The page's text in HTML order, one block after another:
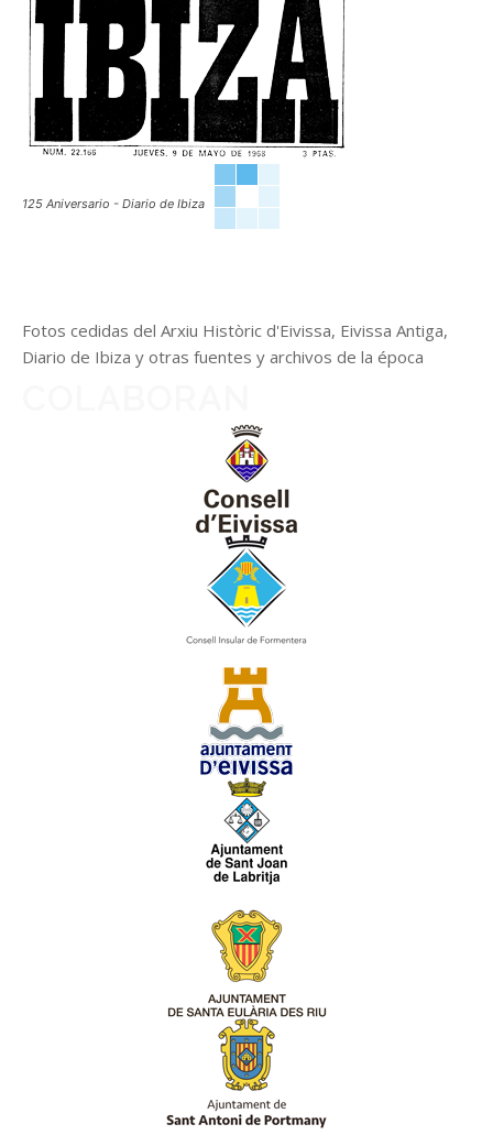
125 Aniversario - Diario de Ibiza
Fotos cedidas del Arxiu Històric d'Eivissa, Eivissa Antiga,
Diario de Ibiza y otras fuentes y archivos de la época